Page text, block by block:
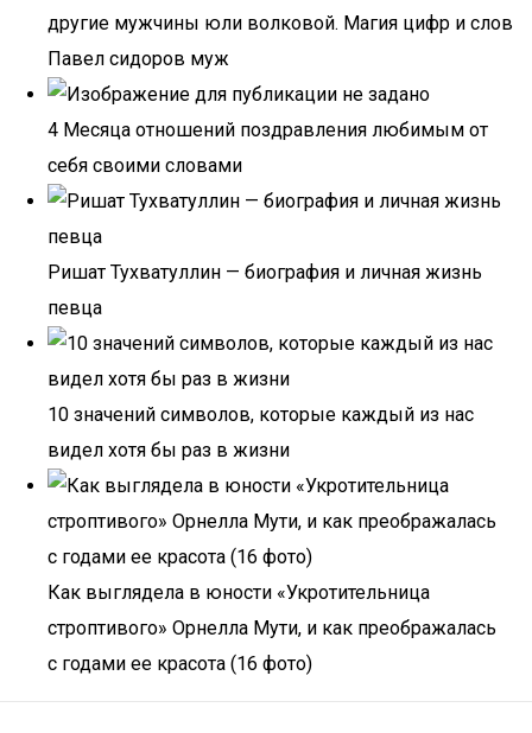
другие мужчины юли волковой. Магия цифр и слов
Павел сидоров муж
4 Месяца отношений поздравления любимым от
себя своими словами
Ришат Тухватуллин — биография и личная жизнь
певца
10 значений символов, которые каждый из нас
видел хотя бы раз в жизни
Как выглядела в юности «Укротительница
строптивого» Орнелла Мути, и как преображалась
с годами ее красота (16 фото)